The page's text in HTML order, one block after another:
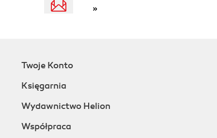
Nie działa karta dźwiękowa zintegrowana z
Brak połączenia modemowego w Windows
Brak połączenia z siecią (174)
ich zainstalować (177)
Brak styku między kartą a gniazdem (178)
»
Twoje Konto
Księgarnia
Wydawnictwo Helion
Współpraca